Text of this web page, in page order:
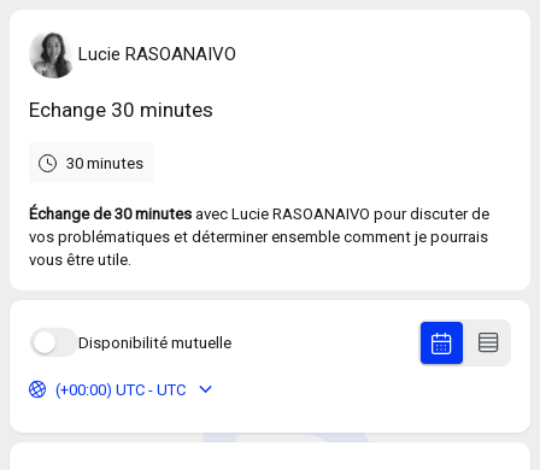
Lucie RASOANAIVO
Echange 30 minutes
30 minutes
Échange de 30 minutes avec Lucie RASOANAIVO pour discuter de
vos problématiques et déterminer ensemble comment je pourrais
vous être utile.
Disponibilité mutuelle
(+00:00) UTC - UTC